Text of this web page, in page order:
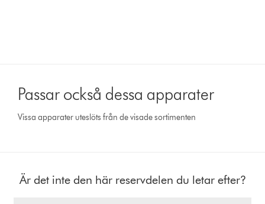
Passar också dessa apparater
Vissa apparater uteslöts från de visade sortimenten
Är det inte den här reservdelen du letar efter?